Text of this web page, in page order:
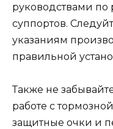
руководствами по
суппортов.
указаниям
правильной
Также не
работе с
защитные очки и